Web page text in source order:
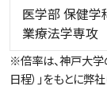
医学部 保健学
業療法学専攻
※倍率は、神戸大学
日程）」をもとに弊